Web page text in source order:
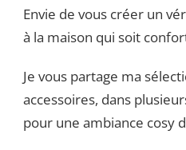
Envie de vous créer un
à la maison qui soit
Je vous partage ma
accessoires, dans
pour une ambiance cosy